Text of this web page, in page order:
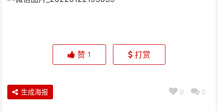
赞 1 打赏
0 0
生成海报